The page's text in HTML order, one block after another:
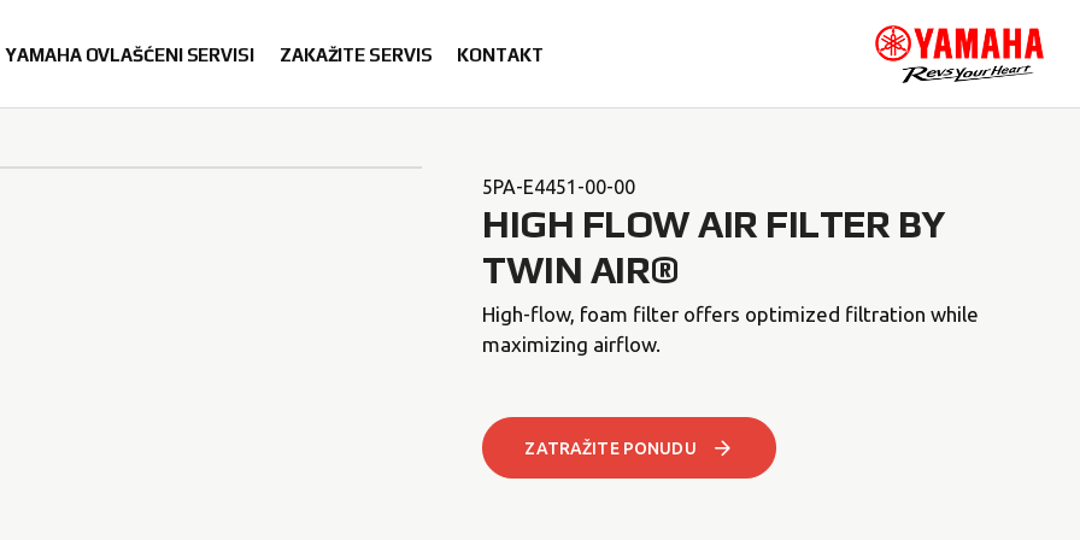
YAMAHA OVLAŠĆENI SERVISI ZAKAŽITE SERVIS KONTAKT
5PA-E4451-00-00
HIGH FLOW AIR FILTER BY
TWIN AIR®
High-flow, foam filter offers optimized filtration while
maximizing airflow.
ZATRAŽITE PONUDU